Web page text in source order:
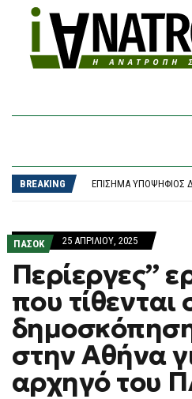
BREAKING
ΠΑΣΟΚ 25 ΑΠΡΙΛΊΟΥ, 2025
Περίεργες”
που τίθενται
στην Αθήνα
αρχηγό του